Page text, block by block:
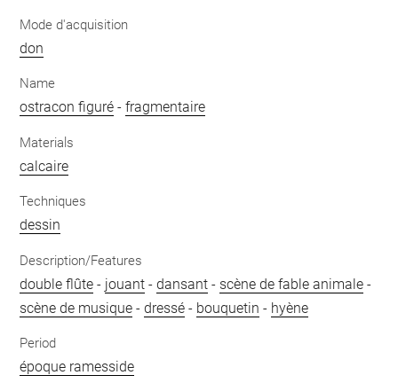
Mode d'acquisition
don
Name
ostracon figuré -fragmentaire
Materials
calcaire
Techniques
dessin
Description/Features
double flûte - jouant -dansant - scène de fable animale -
scène de musique -dressé - bouquetin - hyène
Period
époque ramesside